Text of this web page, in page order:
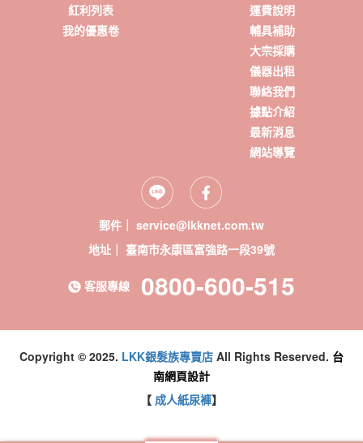
紅利列表
我的優惠卷
運費說明
輔具補助
大宗採購
儀器出租
聯絡我們
據點介紹
最新消息
網站導覽
郵件｜ service@lkknet.com.tw
地址｜
客服專線 0800-600-515
Copyright © 2025. LKK銀髮族專賣店 All Rights Reserved. 台
南網頁設計
【 成人紙尿褲】